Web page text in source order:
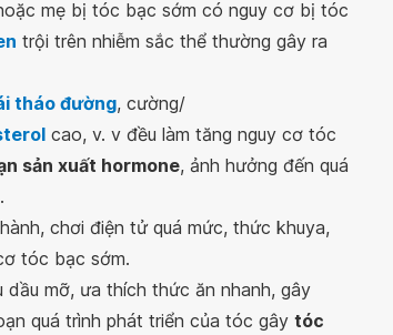
mẹ bị tóc bạc sớm có nguy cơ bị tóc
trội trên nhiễm sắc thể thường gây ra
tháo đường, cường/
cao, v. v đều làm tăng nguy cơ tóc
sản xuất hormone, ảnh hưởng đến quá
chơi điện tử quá mức, thức khuya,
tóc bạc sớm.
dầu mỡ, ưa thích thức ăn nhanh, gây
quá trình phát triển của tóc gây tóc